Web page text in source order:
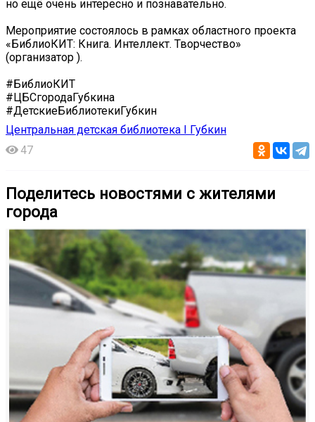
но ещё очень интересно и познавательно.
Мероприятие состоялось в рамках областного проекта
«БиблиоКИТ: Книга. Интеллект. Творчество»
(организатор ).
#БиблиоКИТ
#ЦБСгородаГубкина
#ДетскиеБиблиотекиГубкин
Центральная детская библиотека I Губкин
47
Поделитесь новостями с жителями
города